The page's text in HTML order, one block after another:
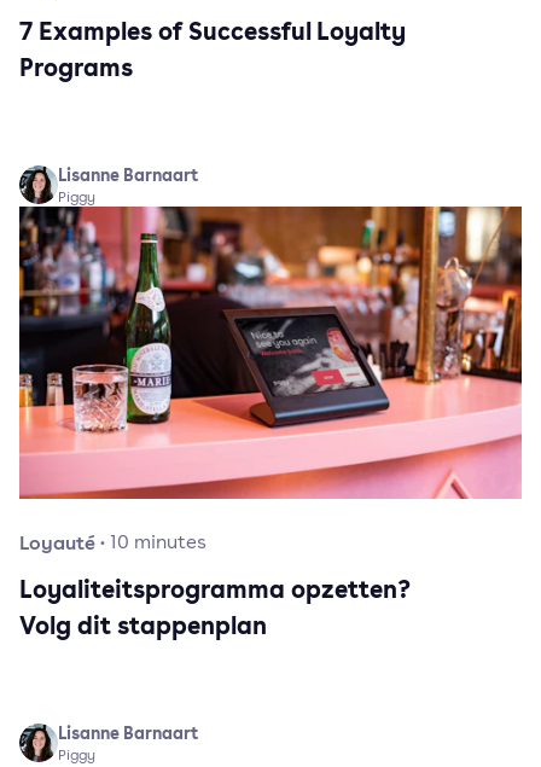
7 Examples of Successful Loyalty
Programs
Lisanne Barnaart
Piggy
Loyauté· 10 minutes
Loyaliteitsprogramma opzetten?
Volg dit stappenplan
Lisanne Barnaart
Piggy